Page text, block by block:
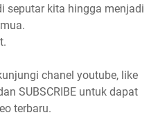
seputar kita hingga menjadi
chanel youtube, like
SUBSCRIBE untuk dapat
terbaru.